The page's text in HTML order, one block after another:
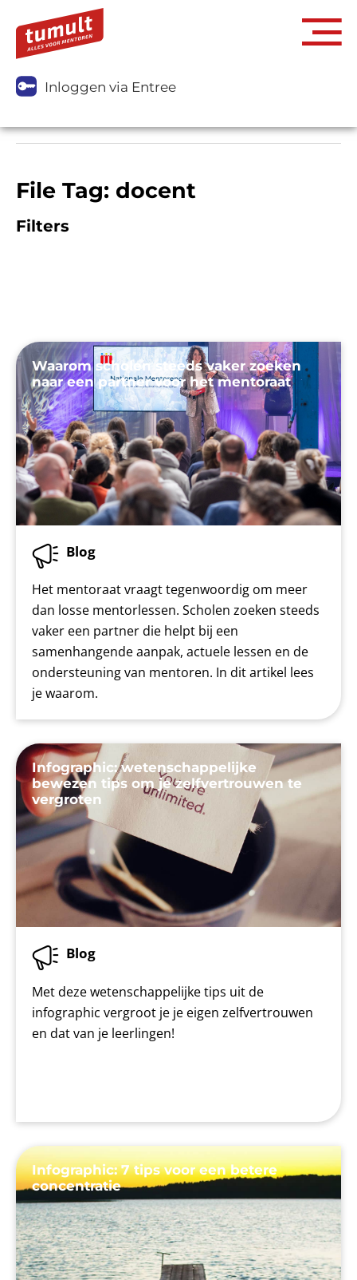
Inloggen via Entree
File Tag: docent
Filters
Waarom scholen steeds vaker zoeken
naar een partner voor het mentoraat
Blog
Het mentoraat vraagt tegenwoordig om meer
dan losse mentorlessen. Scholen zoeken steeds
vaker een partner die helpt bij een
samenhangende aanpak, actuele lessen en de
ondersteuning van mentoren. In dit artikel lees
je waarom.
Infographic: wetenschappelijke
bewezen tips om je zelfvertrouwen te
vergroten
Blog
Met deze wetenschappelijke tips uit de
infographic vergroot je je eigen zelfvertrouwen
en dat van je leerlingen!
Infographic: 7 tips voor een betere
concentratie